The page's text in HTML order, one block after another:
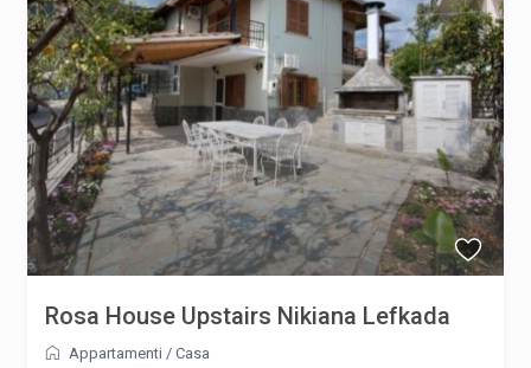
Rosa House Upstairs Nikiana Lefkada
Appartamenti /Casa